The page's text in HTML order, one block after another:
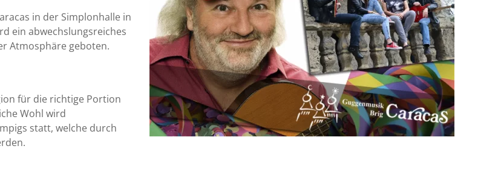
in der Simplonhalle in
ein abwechslungsreiches
Atmosphäre geboten.
für die richtige Portion
Wohl wird
statt, welche durch